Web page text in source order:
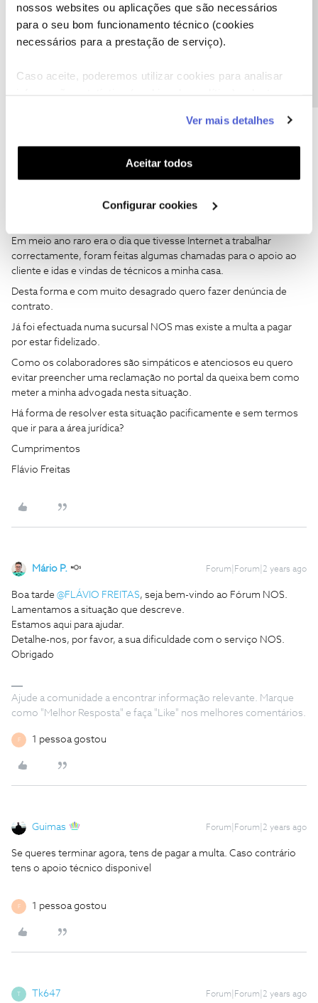
nossos websites ou aplicações que são necessários
para o seu bom funcionamento técnico (cookies
necessários para a prestação de serviço).
Caso aceite, poderemos utilizar cookies para analisar
funcionalidades (cookies de personalização e
funcionalidade) e adaptar anúncios aos seus interesses
(cookies de publicidade personalizada). Pode gerir a
utilização dos cookies clicando em "Configurar
Ver mais detalhes
Aceitar todos
Configurar cookies
Obrigado
como "Melhor Resposta" e faça "Like" nos melhores comentários.
Estou fidelizado à NOS até Agosto do próximo ano mas tenho
Em meio ano raro era o dia que tivesse Internet a trabalhar
correctamente, foram feitas algumas chamadas para o apoio ao
cliente e idas e vindas de técnicos a minha casa.
Desta forma e com muito desagrado quero fazer denúncia de
contrato.
Já foi efectuada numa sucursal NOS mas existe a multa a pagar
por estar fidelizado.
Como os colaboradores são simpáticos e atenciosos eu quero
evitar preencher uma reclamação no portal da queixa bem como
meter a minha advogada nesta situação.
Há forma de resolver esta situação pacificamente e sem termos
que ir para a área jurídica?
Cumprimentos
Flávio Freitas
Mário P. Forum|Forum|2 years ago
Boa tarde @FLÁVIO FREITAS, seja bem-vindo ao Fórum NOS.
Lamentamos a situação que descreve.
Estamos aqui para ajudar.
Detalhe-nos, por favor, a sua dificuldade com o serviço NOS.
Obrigado
Ajude a comunidade a encontrar informação relevante. Marque
como "Melhor Resposta" e faça "Like" nos melhores comentários.
F 1 pessoa gostou
Guimas Forum|Forum|2 years ago
Se queres terminar agora, tens de pagar a multa. Caso contrário
tens o apoio técnico disponivel
F 1 pessoa gostou
Tk647 Forum|Forum|2 years ago